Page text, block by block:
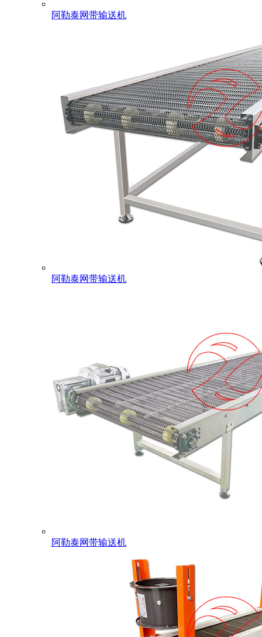
阿勒泰网带输送机
阿勒泰网带输送机
阿勒泰网带输送机